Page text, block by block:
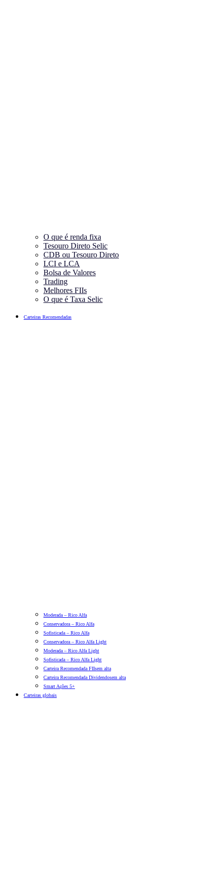
O que é renda fixa
Tesouro Direto Selic
CDB ou Tesouro Direto
LCI e LCA
Bolsa de Valores
Trading
Melhores FIIs
O que é Taxa Selic
Carteiras Recomendadas
Moderada – Rico Alfa
Conservadora – Rico Alfa
Sofisticada – Rico Alfa
Conservadora – Rico Alfa Light
Moderada – Rico Alfa Light
Sofisticada – Rico Alfa Light
Carteira Recomendada FIIsem alta
Carteira Recomendada Dividendosem alta
Smart Ações 5+
Carteiras globais